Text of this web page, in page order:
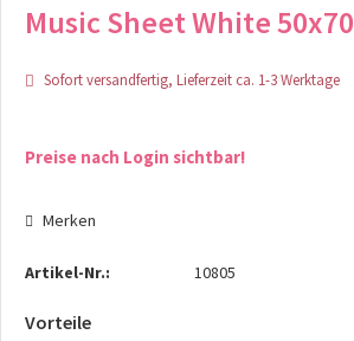
Music Sheet White 50x70
Sofort versandfertig, Lieferzeit ca. 1-3 Werktage
Preise nach Login sichtbar!
Merken
Artikel-Nr.: 10805
Vorteile